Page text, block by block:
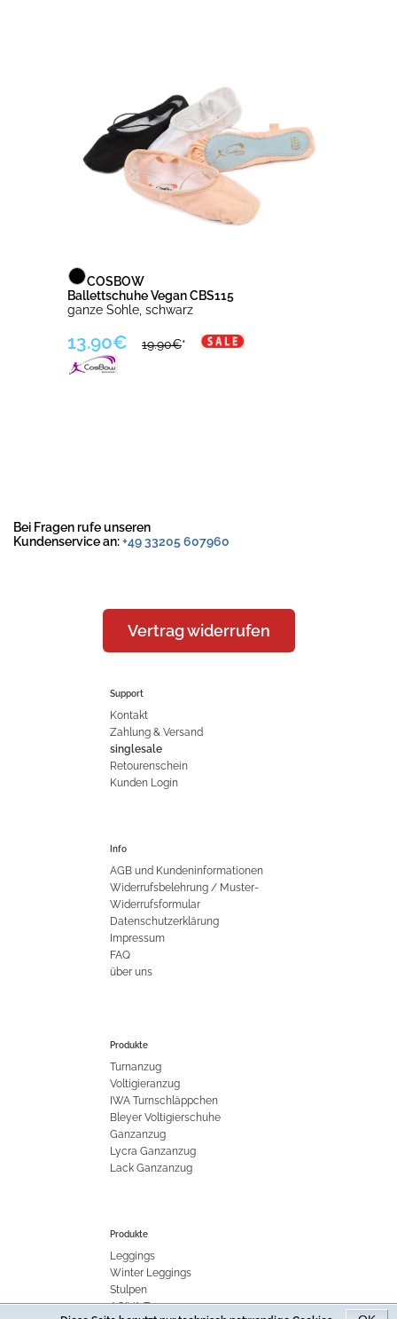
COSBOW
Ballettschuhe Vegan CBS115
ganze Sohle, schwarz
13.90€ 19.90€*
Bei Fragen rufe unseren
Kundenservice an:+49 33205 607960
Vertrag widerrufen
Support
Kontakt
Zahlung & Versand
singlesale
Retourenschein
Kunden Login
Info
AGB und Kundeninformationen
Widerrufsbelehrung / Muster-
Widerrufsformular
Datenschutzerklärung
Impressum
FAQ
über uns
Produkte
Turnanzug
Voltigieranzug
IWA Turnschläppchen
Bleyer Voltigierschuhe
Ganzanzug
Lycra Ganzanzug
Lack Ganzanzug
Produkte
Leggings
Winter Leggings
Stulpen
AGIVA Turnanzug